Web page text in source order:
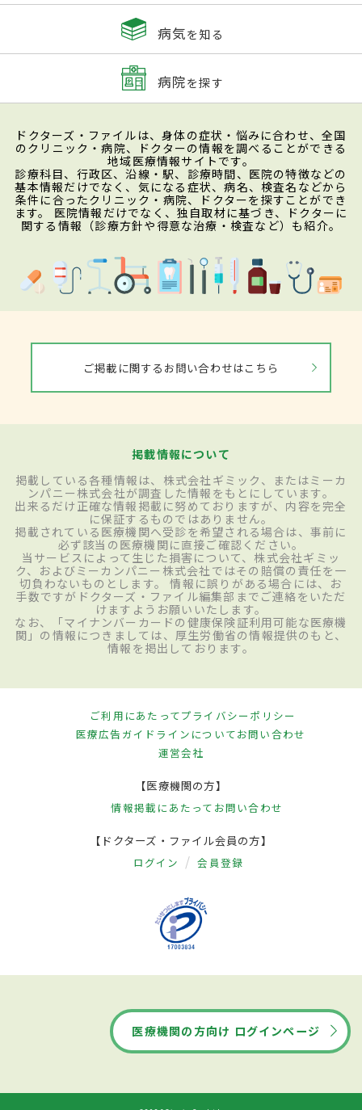
病気を知る
病院を探す
ドクターズ・ファイルは、身体の症状・悩みに合わせ、全国
のクリニック・病院、ドクターの情報を調べることができる
地域医療情報サイトです。
診療科目、行政区、沿線・駅、診療時間、医院の特徴などの
基本情報だけでなく、気になる症状、病名、検査名などから
条件に合ったクリニック・病院、ドクターを探すことができ
ます。 医院情報だけでなく、独自取材に基づき、ドクターに
関する情報（診療方針や得意な治療・検査など）も紹介。
ご掲載に関するお問い合わせはこちら
掲載情報について
掲載している各種情報は、株式会社ギミック、またはミーカ
ンパニー株式会社が調査した情報をもとにしています。
出来るだけ正確な情報掲載に努めておりますが、内容を完全
に保証するものではありません。
掲載されている医療機関へ受診を希望される場合は、事前に
必ず該当の医療機関に直接ご確認ください。
当サービスによって生じた損害について、株式会社ギミッ
ク、およびミーカンパニー株式会社ではその賠償の責任を一
切負わないものとします。 情報に誤りがある場合には、お
手数ですがドクターズ・ファイル編集部までご連絡をいただ
けますようお願いいたします。
なお、「マイナンバーカードの健康保険証利用可能な医療機
関」の情報につきましては、厚生労働省の情報提供のもと、
情報を掲出しております。
ご利用にあたってプライバシーポリシー
医療広告ガイドラインについてお問い合わせ
運営会社
【医療機関の方】
情報掲載にあたって お問い合わせ
【ドクターズ・ファイル会員の方】
ログイン 会員登録
医療機関の方向け ログインページ